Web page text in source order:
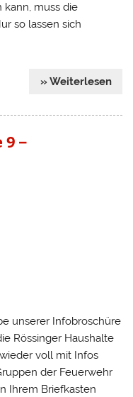
muss die
so lassen sich
» Weiterlesen
9 –
unserer Infobroschüre
Rössinger Haushalte
voll mit Infos
der Feuerwehr
Ihrem Briefkasten